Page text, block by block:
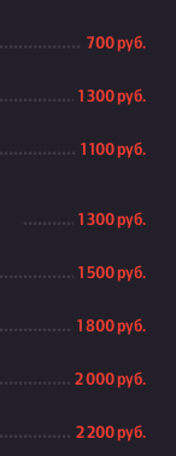
700 руб.
1 300 руб.
1 100 руб.
1 300 руб.
1 500 руб.
1 800 руб.
2 000 руб.
2 200 руб.